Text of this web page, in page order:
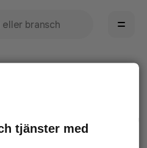
kan avhjälpa det.
och försök igen
tjänster med